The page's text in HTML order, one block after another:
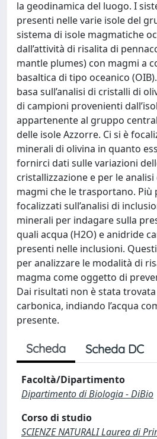
la geodinamica del luogo. I
presenti nelle varie isole del
sistema di isole magmatiche
dall’attività di risalita di
mantle plumes) con magmi a
basaltica di tipo oceanico
basa sull’analisi di cristalli di
di campioni provenienti
appartenente al gruppo
delle isole Azzorre. Ci si è
minerali di olivina in quanto
fornirci dati sulle variazioni
cristallizzazione e per le
magmi che le trasportano. Più
focalizzati sull’analisi di
minerali per indagare sulla
quali acqua (H2O) e anidride
presenti nelle inclusioni.
per analizzare le modalità di
magma come oggetto di
Dai risultati non è stata
carbonica, indiando l’acqua
presente.
Scheda Scheda DC
Facoltà/Dipartimento
Dipartimento di Biologia - DiBio
Corso di studio
SCIENZE NATURALI Laurea di